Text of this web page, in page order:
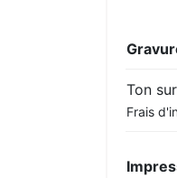
Ton
Frais